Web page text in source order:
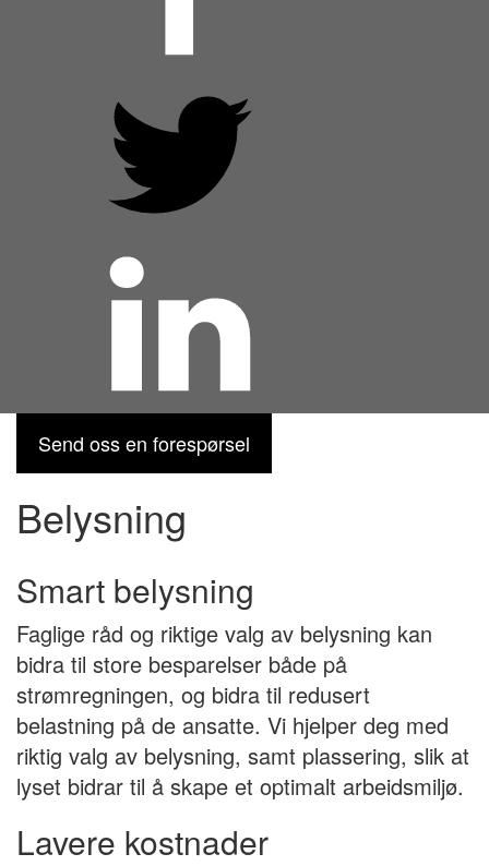
Send oss en forespørsel
Belysning
Smart belysning
Faglige råd og riktige valg av belysning kan
bidra til store besparelser både på
strømregningen, og bidra til redusert
belastning på de ansatte. Vi hjelper deg med
riktig valg av belysning, samt plassering, slik at
lyset bidrar til å skape et optimalt arbeidsmiljø.
Lavere kostnader